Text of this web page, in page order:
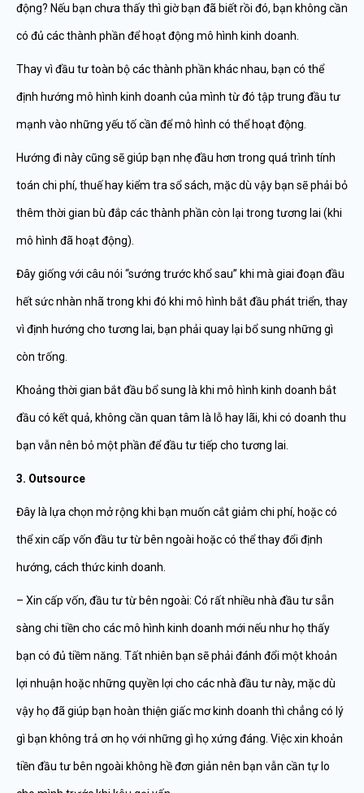
động? Nếu bạn chưa thấy thì giờ bạn đã biết rồi đó, bạn không cần
có đủ các thành phần để hoạt động mô hình kinh doanh.
Thay vì đầu tư toàn bộ các thành phần khác nhau, bạn có thể
định hướng mô hình kinh doanh của mình từ đó tập trung đầu tư
mạnh vào những yếu tố cần để mô hình có thể hoạt động.
Hướng đi này cũng sẽ giúp bạn nhẹ đầu hơn trong quá trình tính
toán chi phí, thuế hay kiểm tra sổ sách, mặc dù vậy bạn sẽ phải bỏ
thêm thời gian bù đắp các thành phần còn lại trong tương lai (khi
mô hình đã hoạt động).
Đây giống với câu nói “sướng trước khổ sau” khi mà giai đoạn đầu
hết sức nhàn nhã trong khi đó khi mô hình bắt đầu phát triển, thay
vì định hướng cho tương lai, bạn phải quay lại bổ sung những gì
còn trống.
Khoảng thời gian bắt đầu bổ sung là khi mô hình kinh doanh bắt
đầu có kết quả, không cần quan tâm là lỗ hay lãi, khi có doanh thu
bạn vẫn nên bỏ một phần để đầu tư tiếp cho tương lai.
3. Outsource
Đây là lựa chọn mở rộng khi bạn muốn cắt giảm chi phí, hoặc có
thể xin cấp vốn đầu tư từ bên ngoài hoặc có thể thay đổi định
hướng, cách thức kinh doanh.
– Xin cấp vốn, đầu tư từ bên ngoài: Có rất nhiều nhà đầu tư sẵn
sàng chi tiền cho các mô hình kinh doanh mới nếu như họ thấy
bạn có đủ tiềm năng. Tất nhiên bạn sẽ phải đánh đổi một khoản
lợi nhuận hoặc những quyền lợi cho các nhà đầu tư này, mặc dù
vậy họ đã giúp bạn hoàn thiện giấc mơ kinh doanh thì chẳng có lý
gì bạn không trả ơn họ với những gì họ xứng đáng. Việc xin khoản
tiền đầu tư bên ngoài không hề đơn giản nên bạn vẫn cần tự lo